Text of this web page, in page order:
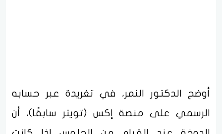
أوضح الدكتور النمر، في تغريدة عبر حسابه
الرسمي على منصة إكس (تويتر سابقًا)، أن